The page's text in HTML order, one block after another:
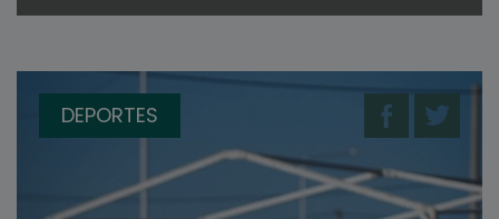
DEPORTES